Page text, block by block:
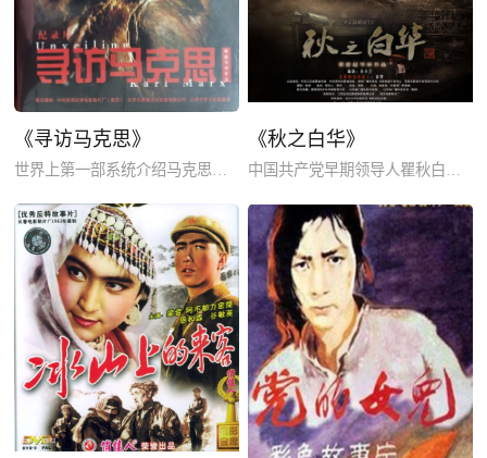
《寻访马克思》
世界上第一部系统介绍马克思生平的传记类电影作品。
《秋之白华》
中国共产党早期领导人瞿秋白与进步女青年杨之华从相知相恋，到终成眷属，再到生死离别。